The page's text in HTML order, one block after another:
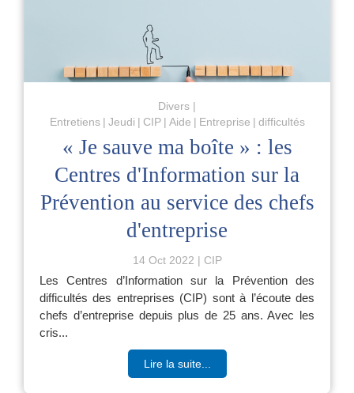
Divers
Entretiens
Jeudi CIP Aide Entreprise difficultés
« Je sauve ma boîte » : les
Centres d'Information sur la
Prévention au service des chefs
d'entreprise
14 Oct 2022 CIP
Les Centres d’Information sur la Prévention des
difficultés des entreprises (CIP) sont à l’écoute des
chefs d’entreprise depuis plus de 25 ans. Avec les
cris...
Lire la suite...